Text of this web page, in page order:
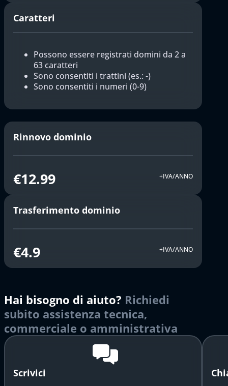
Caratteri
Possono essere registrati domini da 2 a
63 caratteri
Sono consentiti i trattini (es.: -)
Sono consentiti i numeri (0-9)
Rinnovo dominio
€12.99 +IVA/ANNO
Trasferimento dominio
€4.9 +IVA/ANNO
Hai bisogno di aiuto? Richiedi
subito assistenza tecnica,
commerciale o amministrativa
Scrivici